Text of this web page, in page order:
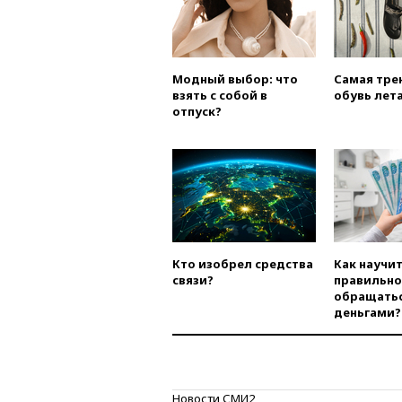
Модный выбор: что
взять с собой в
отпуск?
Самая
обувь
Кто изобрел средства
связи?
Как
правильно
деньгами?
Новости СМИ2